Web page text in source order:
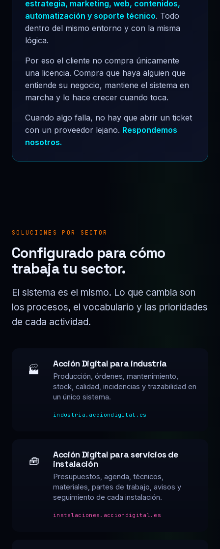
estrategia, marketing, web, contenidos,
automatización y soporte técnico. Todo
dentro del mismo entorno y con la misma
lógica.
Por eso el cliente no compra únicamente
una licencia. Compra que haya alguien que
entiende su negocio, mantiene el sistema en
marcha y lo hace crecer cuando toca.
Cuando algo falla, no hay que abrir un ticket
con un proveedor lejano. Respondemos
nosotros.
SOLUCIONES POR SECTOR
Configurado para cómo
trabaja tu sector.
El sistema es el mismo. Lo que cambia son
los procesos, el vocabulario y las prioridades
de cada actividad.
🏭
Acción Digital para industria
Producción, órdenes, mantenimiento,
stock, calidad, incidencias y trazabilidad en
un único sistema.
industria.acciondigital.es
🧰
Acción Digital para servicios de
instalación
Presupuestos, agenda, técnicos,
materiales, partes de trabajo, avisos y
seguimiento de cada instalación.
instalaciones.acciondigital.es